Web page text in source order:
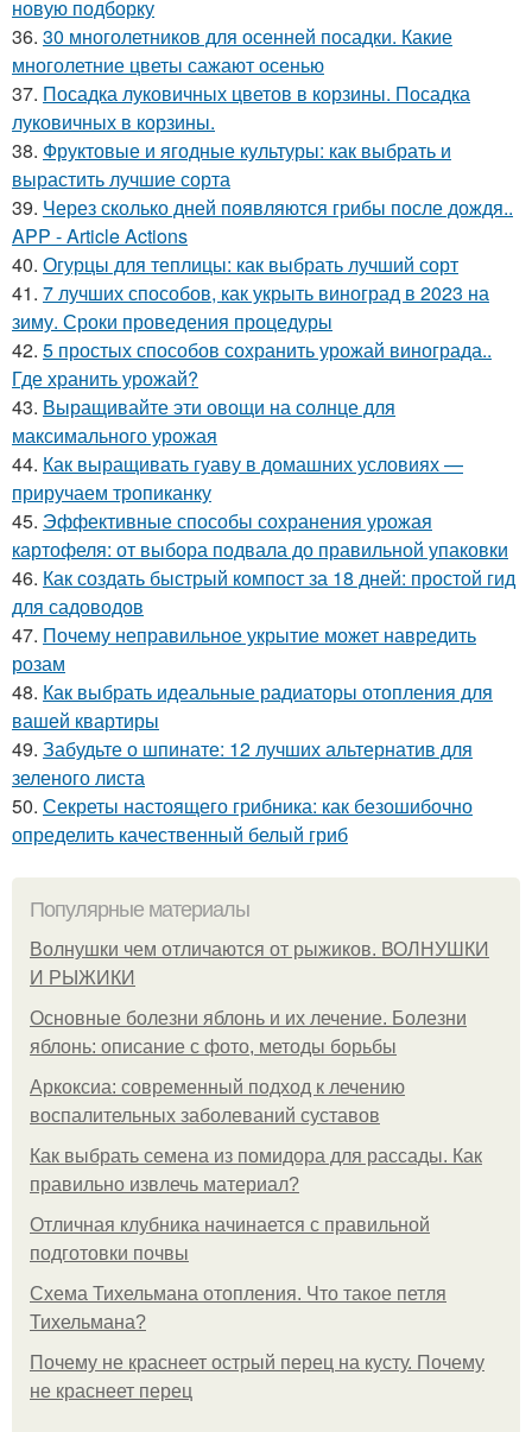
новую подборку
36. 30 многолетников для осенней посадки. Какие
многолетние цветы сажают осенью
37. Посадка луковичных цветов в корзины. Посадка
луковичных в корзины.
38. Фруктовые и ягодные культуры: как выбрать и
вырастить лучшие сорта
39. Через сколько дней появляются грибы после дождя..
APP - Article Actions
40. Огурцы для теплицы: как выбрать лучший сорт
41. 7 лучших способов, как укрыть виноград в 2023 на
зиму. Сроки проведения процедуры
42. 5 простых способов сохранить урожай винограда..
Где хранить урожай?
43. Выращивайте эти овощи на солнце для
максимального урожая
44. Как выращивать гуаву в домашних условиях —
приручаем тропиканку
45. Эффективные способы сохранения урожая
картофеля: от выбора подвала до правильной упаковки
46. Как создать быстрый компост за 18 дней: простой гид
для садоводов
47. Почему неправильное укрытие может навредить
розам
48. Как выбрать идеальные радиаторы отопления для
вашей квартиры
49. Забудьте о шпинате: 12 лучших альтернатив для
зеленого листа
50. Секреты настоящего грибника: как безошибочно
определить качественный белый гриб
Популярные материалы
Волнушки чем отличаются от рыжиков. ВОЛНУШКИ
И РЫЖИКИ
Основные болезни яблонь и их лечение. Болезни
яблонь: описание с фото, методы борьбы
Аркоксиа: современный подход к лечению
воспалительных заболеваний суставов
Как выбрать семена из помидора для рассады. Как
правильно извлечь материал?
Отличная клубника начинается с правильной
подготовки почвы
Схема Тихельмана отопления. Что такое петля
Тихельмана?
Почему не краснеет острый перец на кусту. Почему
не краснеет перец